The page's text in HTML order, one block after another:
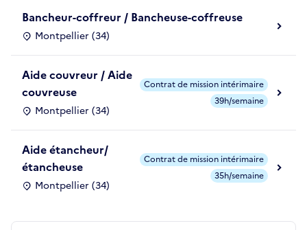
Bancheur-coffreur / Bancheuse-coffreuse
Montpellier (34)
Aide couvreur / Aide
couvreuse
Montpellier (34)
Contrat de mission intérimaire
39h/semaine
Aide étancheur/
étancheuse
Montpellier (34)
Contrat de mission intérimaire
35h/semaine